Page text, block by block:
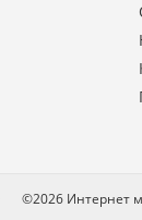
©2026 Интернет